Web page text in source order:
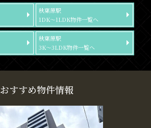
秋葉原駅
1DK～1LDK物件一覧へ
秋葉原駅
3K～3LDK物件一覧へ
おすすめ物件情報